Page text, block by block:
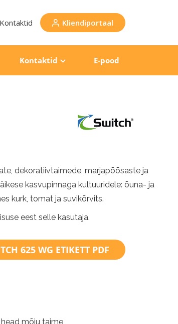
Kontaktid Kliendiportaal
Kontaktid E-pood
dekoratiivtaimede, marjapõõsaste ja
kasvupinnaga kultuuridele: õuna- ja
kurk, tomat ja suvikõrvits.
eest selle kasutaja.
625 WG ETIKETT PDF
mõju taime